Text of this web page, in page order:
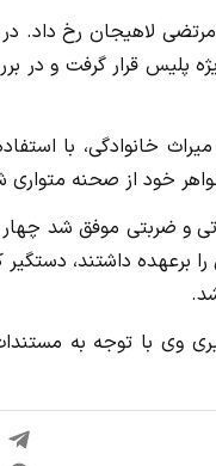
ماه در آرامستان آقا سید مرتضی لاهیجان رخ
پلیس قرار گرفت و در
خانوادگی، با
خود از صحنه متواری
و ضربتی موفق شد چهار
همدستی با قاتل را برعهده داشتند،
وی با توجه به